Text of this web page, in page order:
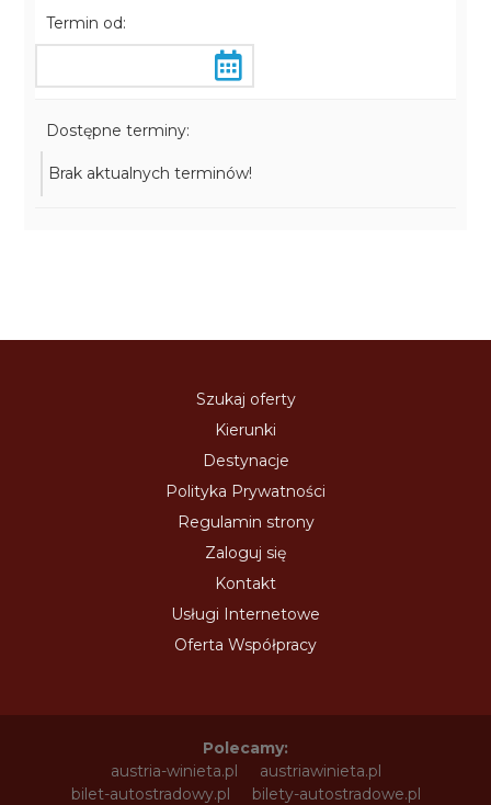
Termin od:
Dostępne terminy:
Brak aktualnych terminów!
Szukaj oferty
Kierunki
Destynacje
Polityka Prywatności
Regulamin strony
Zaloguj się
Kontakt
Usługi Internetowe
Oferta Współpracy
Polecamy:
austria-winieta.pl
austriawinieta.pl
bilet-autostradowy.pl
bilety-autostradowe.pl